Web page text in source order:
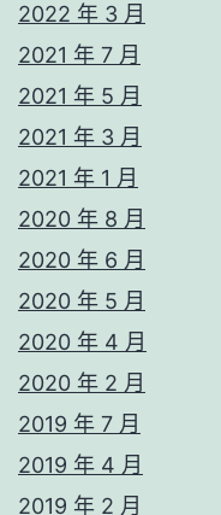
2022 年 3 月
2021 年 7 月
2021 年 5 月
2021 年 3 月
2021 年 1 月
2020 年 8 月
2020 年 6 月
2020 年 5 月
2020 年 4 月
2020 年 2 月
2019 年 7 月
2019 年 4 月
2019 年 2 月